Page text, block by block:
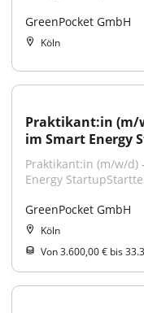
GreenPocket GmbH
Köln
Praktikant:in (m/
im Smart Energy
Praktikant:in (m/w/d)
Energy
GreenPocket GmbH
Köln
Von 3.600,00 € bis